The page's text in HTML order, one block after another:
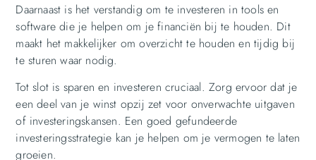
Daarnaast is het verstandig om te investeren in tools en
software die je helpen om je financiën bij te houden. Dit
maakt het makkelijker om overzicht te houden en tijdig bij
te sturen waar nodig.
Tot slot is sparen en investeren cruciaal. Zorg ervoor dat je
een deel van je winst opzij zet voor onverwachte uitgaven
of investeringskansen. Een goed gefundeerde
investeringsstrategie kan je helpen om je vermogen te laten
groeien.